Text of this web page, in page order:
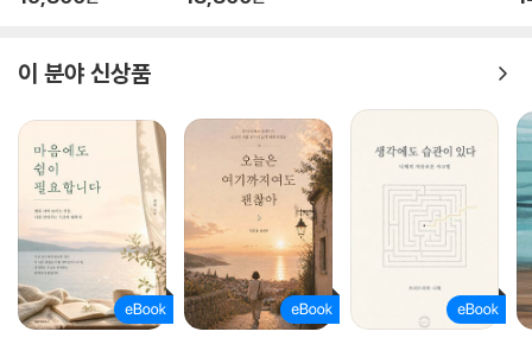
처하지 않는 모습으로 자녀들의 미래를 훔치고 있다.” 스웨덴에서 태어난
2003년생 소녀 그레타 툰베리의 일갈이다. 그녀가 지적한 모순은 지구 반
바퀴를 돌아 대한민국에 비추어 봐도 유효하다. 우리나라 부모님들의 자녀
사랑은 세계 어느 나라에 견주어 봐도 빠지지 않는다. 그런 부모님들이 어
쩌다가 자신도 모르는 사이에 사랑하는 자녀의 미래를 훔치고 있는 걸까?
어린이들은 어쩌다 자신을 사랑한다고 말하는 어른들로부터 미래를 도둑
맞고, 꿈에 유효기간까지 생기게 된 것일까.
이 분야 신상품